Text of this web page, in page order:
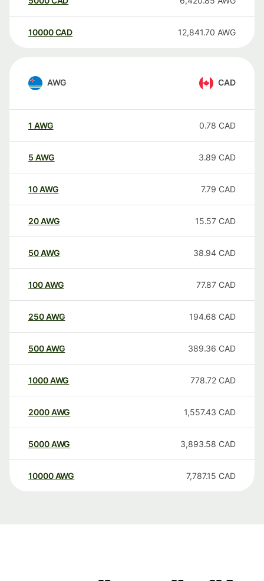
10000 CAD 12,841.70 AWG
AWG CAD
1 AWG 0.78 CAD
5 AWG 3.89 CAD
10AWG 7.79 CAD
20AWG 15.57 CAD
50AWG 38.94 CAD
100AWG 77.87 CAD
250AWG 194.68 CAD
500AWG 389.36 CAD
1000AWG 778.72 CAD
2000AWG 1,557.43 CAD
5000AWG 3,893.58 CAD
10000 AWG 7,787.15 CAD